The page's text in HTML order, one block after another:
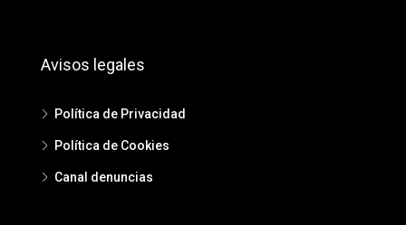
Avisos legales
Política de Privacidad
Política de Cookies
Canal denuncias